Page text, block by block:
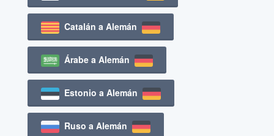
Catalán a Alemán
Árabe a Alemán
Estonio a Alemán
Ruso a Alemán